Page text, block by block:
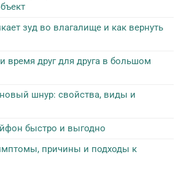
зуд во влагалище и как вернуть
время друг для друга в большом
шнур: свойства, виды и
быстро и выгодно
причины и подходы к